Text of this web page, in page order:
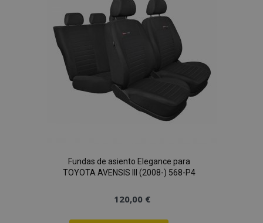
Deseos
Fundas de asiento Elegance para
TOYOTA AVENSIS III (2008-) 568-P4
120,00 €